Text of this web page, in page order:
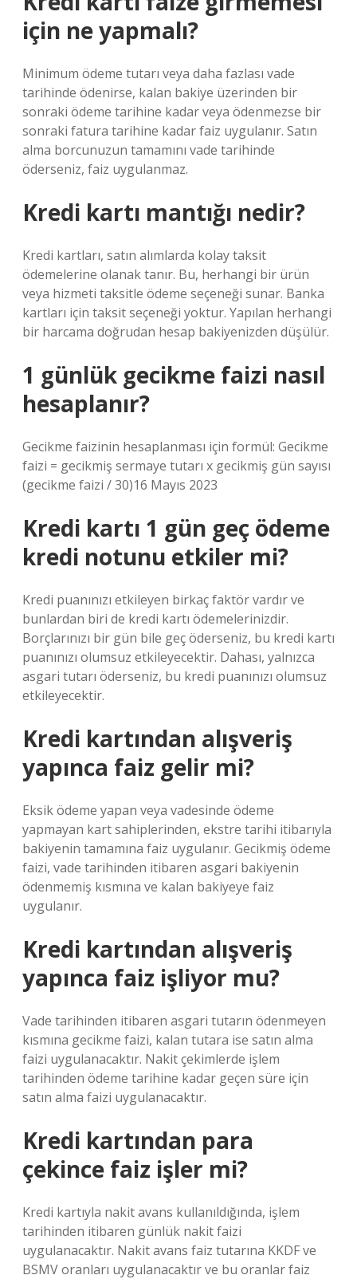
için ne yapmalı?
Minimum ödeme tutarı veya daha fazlası vade
tarihinde ödenirse, kalan bakiye üzerinden bir
sonraki ödeme tarihine kadar veya ödenmezse bir
sonraki fatura tarihine kadar faiz uygulanır. Satın
alma borcunuzun tamamını vade tarihinde
öderseniz, faiz uygulanmaz.
Kredi kartı mantığı nedir?
Kredi kartları, satın alımlarda kolay taksit
ödemelerine olanak tanır. Bu, herhangi bir ürün
veya hizmeti taksitle ödeme seçeneği sunar. Banka
kartları için taksit seçeneği yoktur. Yapılan herhangi
bir harcama doğrudan hesap bakiyenizden düşülür.
1 günlük gecikme faizi nasıl
hesaplanır?
Gecikme faizinin hesaplanması için formül: Gecikme
faizi = gecikmiş sermaye tutarı x gecikmiş gün sayısı
(gecikme faizi / 30)16 Mayıs 2023
Kredi kartı 1 gün geç ödeme
kredi notunu etkiler mi?
Kredi puanınızı etkileyen birkaç faktör vardır ve
bunlardan biri de kredi kartı ödemelerinizdir.
Borçlarınızı bir gün bile geç öderseniz, bu kredi kartı
puanınızı olumsuz etkileyecektir. Dahası, yalnızca
asgari tutarı öderseniz, bu kredi puanınızı olumsuz
etkileyecektir.
Kredi kartından alışveriş
yapınca faiz gelir mi?
Eksik ödeme yapan veya vadesinde ödeme
yapmayan kart sahiplerinden, ekstre tarihi itibarıyla
bakiyenin tamamına faiz uygulanır. Gecikmiş ödeme
faizi, vade tarihinden itibaren asgari bakiyenin
ödenmemiş kısmına ve kalan bakiyeye faiz
uygulanır.
Kredi kartından alışveriş
yapınca faiz işliyor mu?
Vade tarihinden itibaren asgari tutarın ödenmeyen
kısmına gecikme faizi, kalan tutara ise satın alma
faizi uygulanacaktır. Nakit çekimlerde işlem
tarihinden ödeme tarihine kadar geçen süre için
satın alma faizi uygulanacaktır.
Kredi kartından para
çekince faiz işler mi?
Kredi kartıyla nakit avans kullanıldığında, işlem
tarihinden itibaren günlük nakit faizi
uygulanacaktır. Nakit avans faiz tutarına KKDF ve
BSMV oranları uygulanacaktır ve bu oranlar faiz